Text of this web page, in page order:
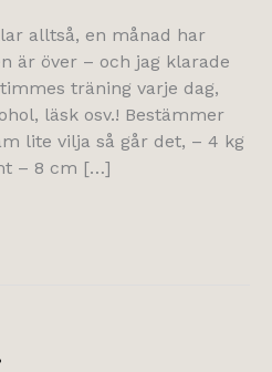
alltså, en månad har
är över – och jag klarade
träning varje dag,
läsk osv.! Bestämmer
lite vilja så går det, – 4 kg
– 8 cm […]